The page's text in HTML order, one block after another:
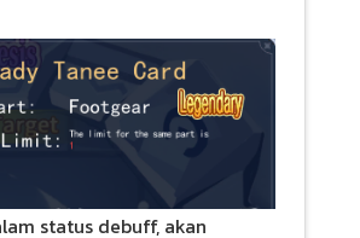
status debuff, akan